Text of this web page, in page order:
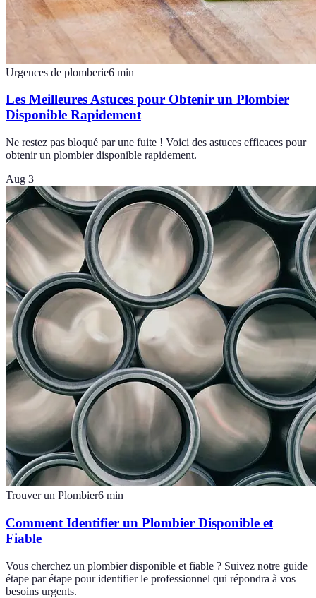
Urgences de plomberie6 min
Les Meilleures Astuces pour Obtenir un Plombier
Disponible Rapidement
Ne restez pas bloqué par une fuite ! Voici des astuces efficaces pour
obtenir un plombier disponible rapidement.
Aug 3
Trouver un Plombier6 min
Comment Identifier un Plombier Disponible et
Fiable
Vous cherchez un plombier disponible et fiable ? Suivez notre guide
étape par étape pour identifier le professionnel qui répondra à vos
besoins urgents.